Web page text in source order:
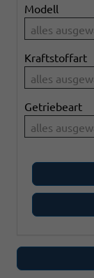
Modell
alles
Kraftstoffart
alles
Getriebeart
alles